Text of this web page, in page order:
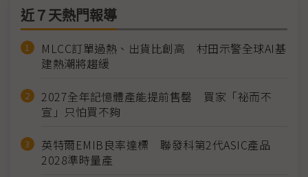
近７天熱門報導
MLCC訂單過熱、出貨比創高 村田示警全球AI基
建熱潮將趨緩
2027全年記憶體產能提前售罄 買家「祕而不
宣」只怕買不夠
英特爾EMIB良率達標 聯發科第2代ASIC產品
2028準時量產